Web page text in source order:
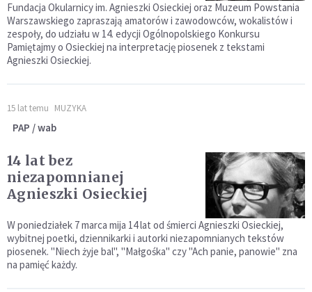
Fundacja Okularnicy im. Agnieszki Osieckiej oraz Muzeum Powstania
Warszawskiego zapraszają amatorów i zawodowców, wokalistów i
zespoły, do udziału w 14. edycji Ogólnopolskiego Konkursu
Pamiętajmy o Osieckiej na interpretację piosenek z tekstami
Agnieszki Osieckiej.
15 lat temu MUZYKA
PAP / wab
14 lat bez
niezapomnianej
Agnieszki Osieckiej
W poniedziałek 7 marca mija 14 lat od śmierci Agnieszki Osieckiej,
wybitnej poetki, dziennikarki i autorki niezapomnianych tekstów
piosenek. "Niech żyje bal", "Małgośka" czy "Ach panie, panowie" zna
na pamięć każdy.